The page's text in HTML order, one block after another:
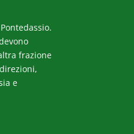
frazione
e